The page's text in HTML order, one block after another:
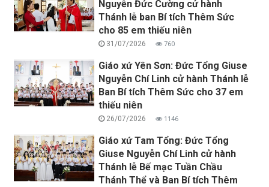
Nguyễn Đức Cường cử hành
Thánh lễ ban Bí tích Thêm Sức
cho 85 em thiếu niên
31/07/2026 760
Giáo xứ Yên Sơn: Đức Tổng Giuse
Nguyễn Chí Linh cử hành Thánh lễ
Ban Bí tích Thêm Sức cho 37 em
thiếu niên
26/07/2026 1146
Giáo xứ Tam Tổng: Đức Tổng
Giuse Nguyễn Chí Linh cử hành
Thánh lễ Bế mạc Tuần Chầu
Thánh Thể và Ban Bí tích Thêm